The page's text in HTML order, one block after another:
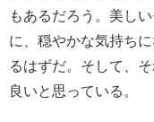
もあるだろう。美し
に、穏やかな気持ち
るはずだ。そして、
良いと思っている。